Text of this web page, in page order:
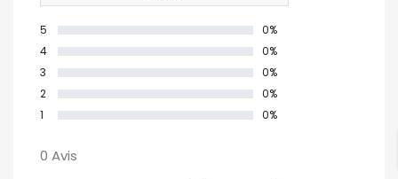
5
0%
4
0%
3
0%
2
0%
1
0%
0 Avis